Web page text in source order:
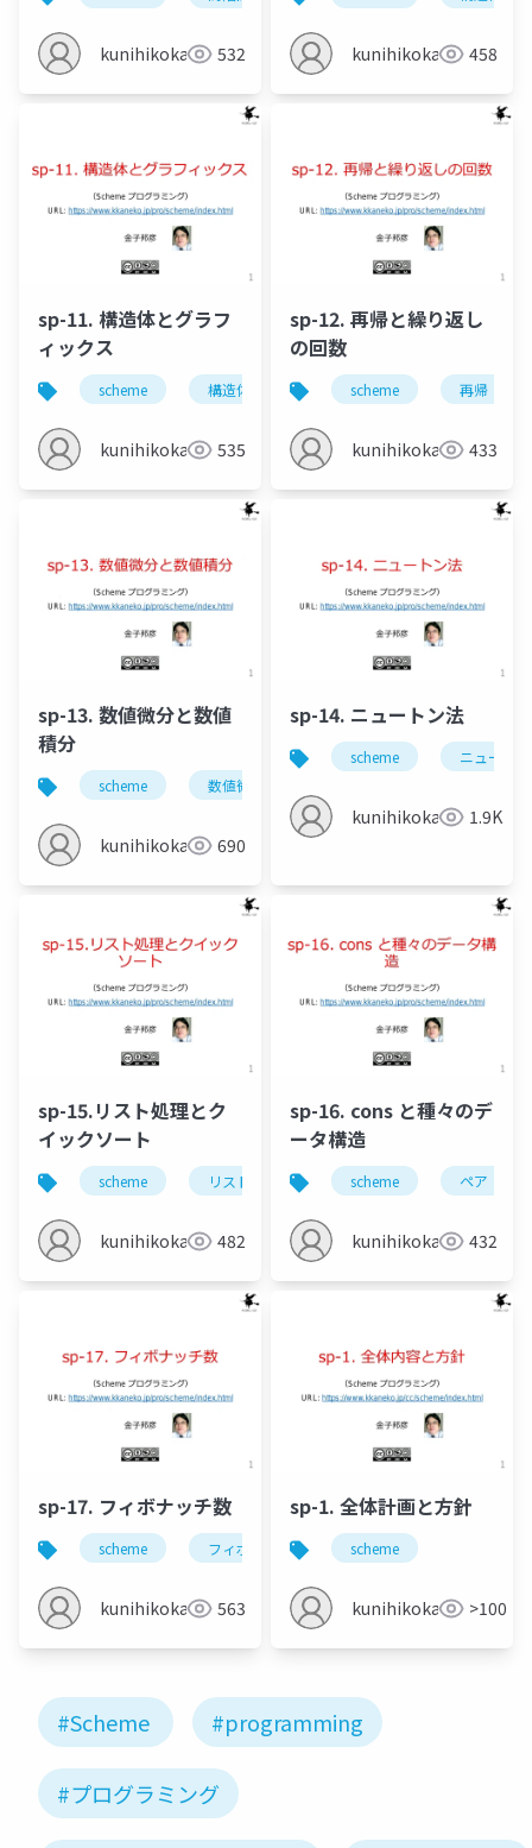
kunihikokaneko532 kunihikokaneko458
sp-11. 構造体とグラフ
ィックス
scheme 構造体 グラフィックス define
kunihikokaneko535
sp-12. 再帰と繰り返し
の回数
scheme 再帰
kunihikokaneko433
sp-13. 数値微分と数値
積分
scheme 数値微分
kunihikokaneko690
sp-14. ニュートン法
scheme ニュート
kunihikokaneko1.9K
sp-15.リスト処理とク
イックソート
scheme リスト ソート クイックソート
kunihikokaneko482
sp-16. cons と種々のデ
ータ構造
scheme ペア
kunihikokaneko432
sp-17. フィボナッチ数
scheme フィボナッチ数
kunihikokaneko563
sp-1. 全体計画と方針
scheme
kunihikokaneko>100
#Scheme #programming
#プログラミング